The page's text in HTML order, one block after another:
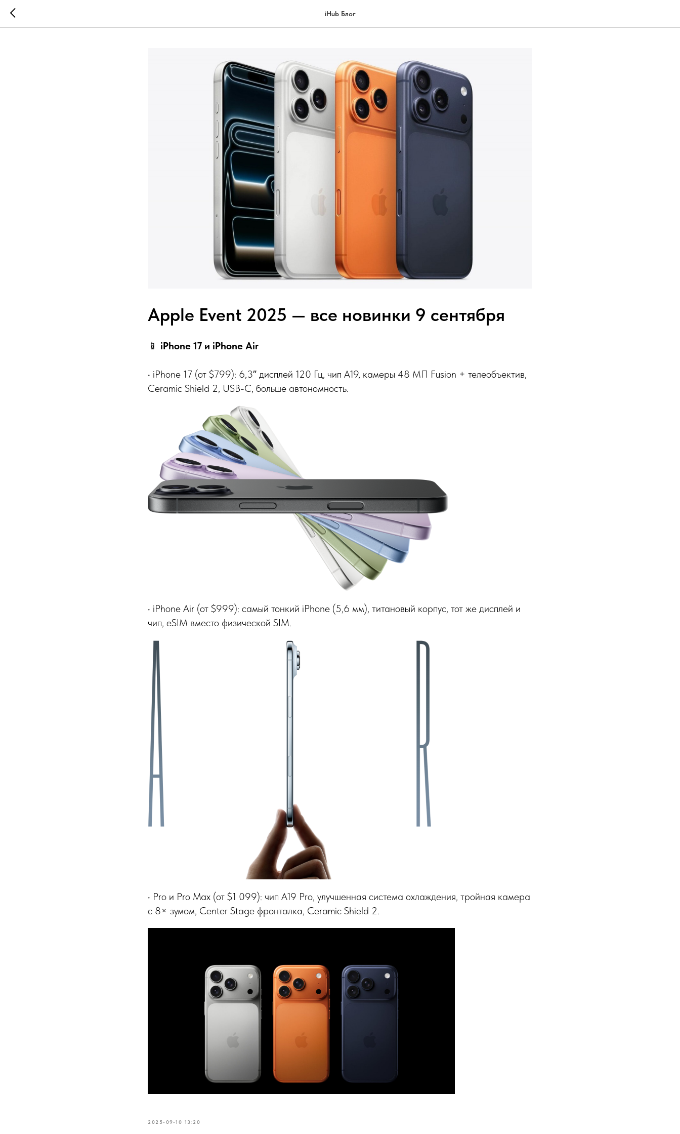
iHub Блог
Apple Event 2025 — все новинки 9 сентября
📱 iPhone 17 и iPhone Air
• iPhone 17 (от $799): 6,3″ дисплей 120 Гц, чип A19, камеры 48 МП Fusion + телеобъектив,
Ceramic Shield 2, USB-C, больше автономность.
• iPhone Air (от $999): самый тонкий iPhone (5,6 мм), титановый корпус, тот же дисплей и
чип, eSIM вместо физической SIM.
• Pro и Pro Max (от $1 099): чип A19 Pro, улучшенная система охлаждения, тройная камера
с 8× зумом, Center Stage фронталка, Ceramic Shield 2.
2025-09-10 13:20